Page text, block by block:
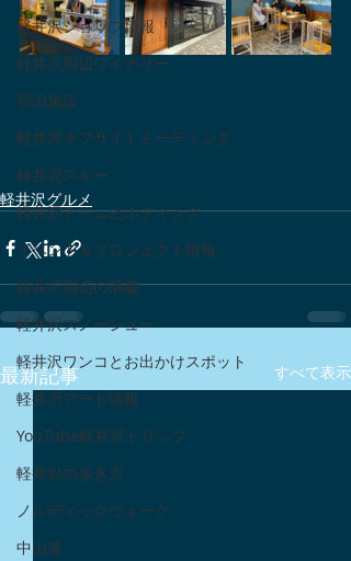
軽井沢ショップ情報
軽井沢周辺ワイナリー
宿泊施設
軽井沢オフサイトミーティング
軽井沢スキー
軽井沢チームビルディング
イベント＆プロジェクト情報
軽井沢周辺の酒蔵
軽井沢スノーシュー
軽井沢ワンコとお出かけスポット
軽井沢アート情報
YouTube軽井沢トリップ
軽井沢の歩き方
ノルディックウォーク
中山道
軽井沢グルメ
最新記事 すべて表示